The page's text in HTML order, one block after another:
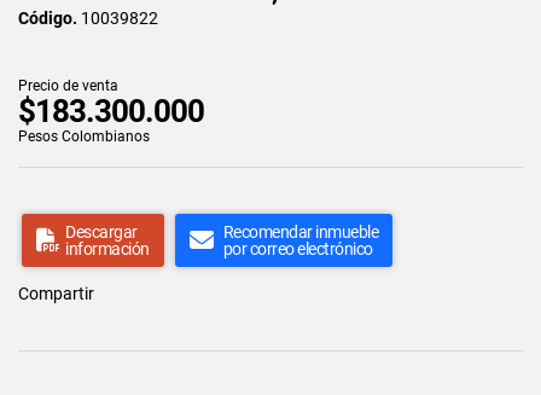
Código. 10039822
Precio de venta
$183.300.000
Pesos Colombianos
Descargar
información
Recomendar inmueble
por correo electrónico
Compartir